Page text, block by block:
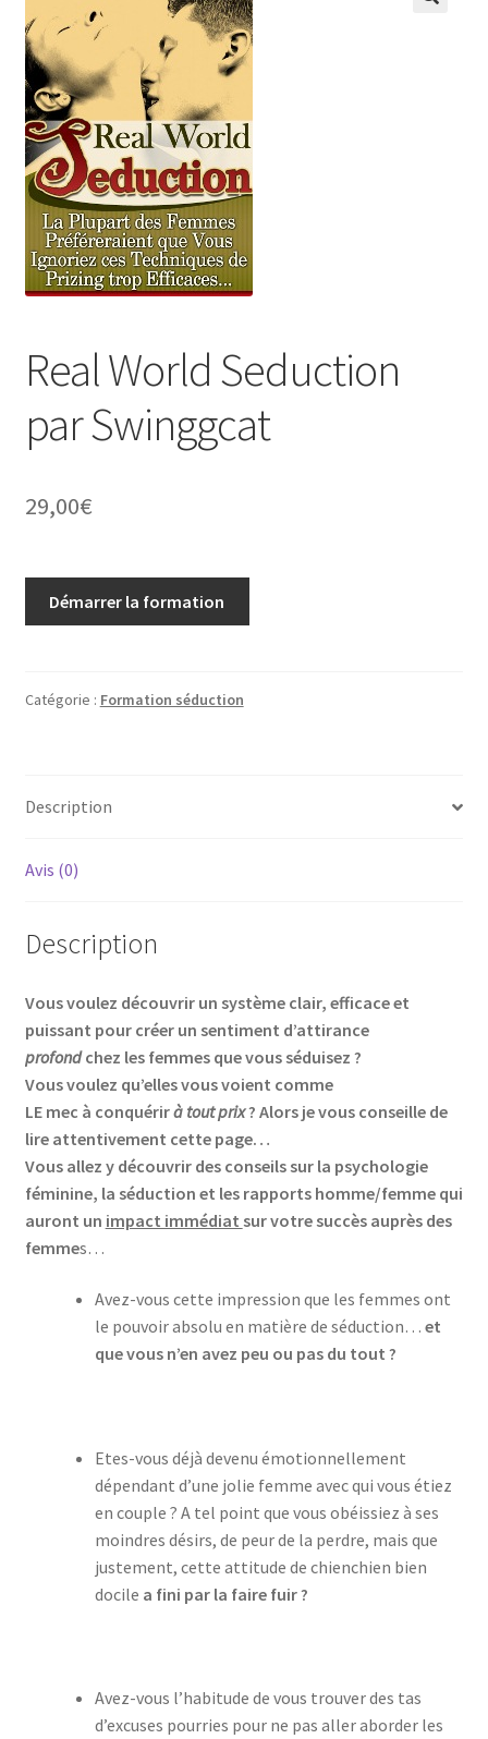
Real World Seduction
par Swinggcat
29,00€
Démarrer la formation
Catégorie : Formation séduction
Description
Avis (0)
Description
Vous voulez découvrir un système clair, efficace et
puissant pour créer un sentiment d’attirance
profondchez les femmes que vous séduisez ?
Vous voulez qu’elles vous voient comme
LE mec à conquérirà tout prix? Alors je vous conseille de
lire attentivement cette page…
Vous allez y découvrir des conseils sur la psychologie
féminine, la séduction et les rapports homme/femme qui
auront un impact immédiat sur votre succès auprès des
femmes…
Avez-vous cette impression que les femmes ont
le pouvoir absolu en matière de séduction… et
que vous n’en avez peu ou pas du tout ?
Etes-vous déjà devenu émotionnellement
dépendant d’une jolie femme avec qui vous étiez
en couple ? A tel point que vous obéissiez à ses
moindres désirs, de peur de la perdre, mais que
justement, cette attitude de chienchien bien
docile a fini par la faire fuir ?
Avez-vous l’habitude de vous trouver des tas
d’excuses pourries pour ne pas aller aborder les